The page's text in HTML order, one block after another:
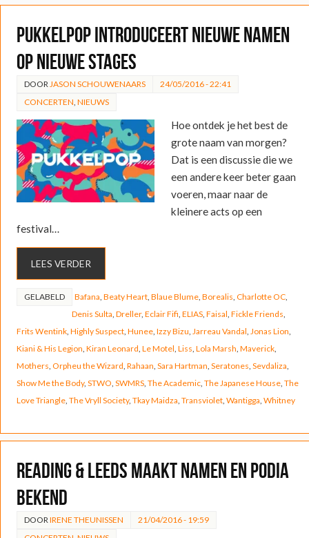
Pukkelpop introduceert nieuwe namen
op nieuwe stages
DOOR JASON SCHOUWENAARS
24/05/2016 - 22:41
CONCERTEN NIEUWS
Hoe ontdek je het best de
grote naam van morgen?
Dat is een discussie die we
een andere keer beter gaan
voeren, maar naar de
kleinere acts op een
festival…
LEES VERDER
GELABELD Bafana Beaty Heart, Blaue Blume, Borealis Charlotte OC,
Denis Sulta Dreller, Eclair Fifi ELIAS, Faisal Fickle Friends
Frits Wentink, Highly Suspect, Hunee, Izzy Bizu Jarreau Vandal Jonas Lion
Kiani & His Legion Kiran Leonard Le Motel Liss Lola Marsh Maverick,
Mothers Orpheu the Wizard Rahaan Sara Hartman Seratones Sevdaliza
Show Me the Body, STWO SWMRS, The Academic, The Japanese House, The
Love Triangle, The Vryll Society, Tkay Maidza Transviolet, Wantigga Whitney
Reading & Leeds maakt namen en podia
bekend
DOOR IRENE THEUNISSEN
21/04/2016 - 19:59